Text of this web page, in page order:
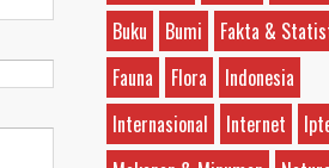
Buku
Bumi
Fakta &
Fauna
Flora
Indonesia
Internasional
Internet